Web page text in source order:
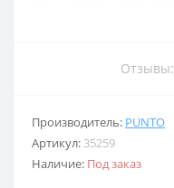
Отзывы:
Производитель: PUNTO
Артикул: 35259
Наличие: Под заказ